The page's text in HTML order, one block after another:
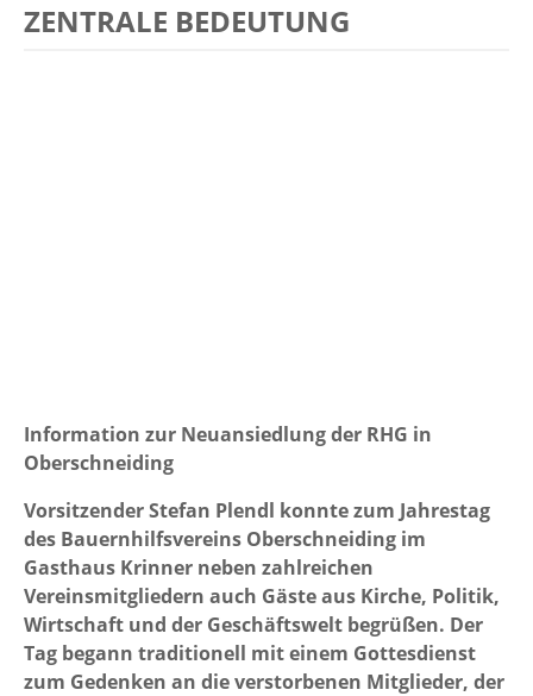
ZENTRALE BEDEUTUNG
Information zur Neuansiedlung der RHG in
Oberschneiding
Vorsitzender Stefan Plendl konnte zum Jahrestag
des Bauernhilfsvereins Oberschneiding im
Gasthaus Krinner neben zahlreichen
Vereinsmitgliedern auch Gäste aus Kirche, Politik,
Wirtschaft und der Geschäftswelt begrüßen. Der
Tag begann traditionell mit einem Gottesdienst
zum Gedenken an die verstorbenen Mitglieder, der